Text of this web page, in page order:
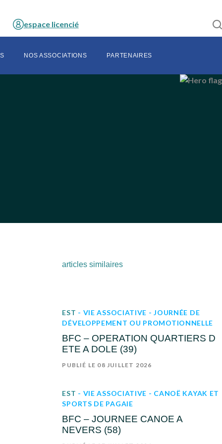
espace licencié
NOS ASSOCIATIONS PARTENAIRES
articles similaires
EST - VIE ASSOCIATIVE - JOURNÉE DE
DÉVELOPPEMENT OU PROMOTIONNELLE
BFC – OPERATION QUARTIERS D
ETE A DOLE (39)
PUBLIÉ LE 08 JUILLET 2026
EST - VIE ASSOCIATIVE - CANOË KAYAK ET
SPORTS DE PAGAIE
BFC – JOURNEE CANOE A
NEVERS (58)